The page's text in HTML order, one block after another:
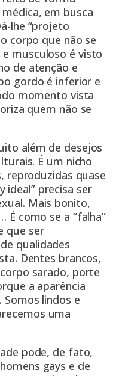
em busca
lhe “projeto
corpo que não se
musculoso é visto
de atenção e
gordo é inferior e
momento vista
quem não se
além de desejos
É um nicho
reproduzidas quase
ideal” precisa ser
Mais bonito,
como se a “falha”
que ser
qualidades
Dentes brancos,
sarado, porte
a aparência
Somos lindos e
uma
pode, de fato,
gays e de